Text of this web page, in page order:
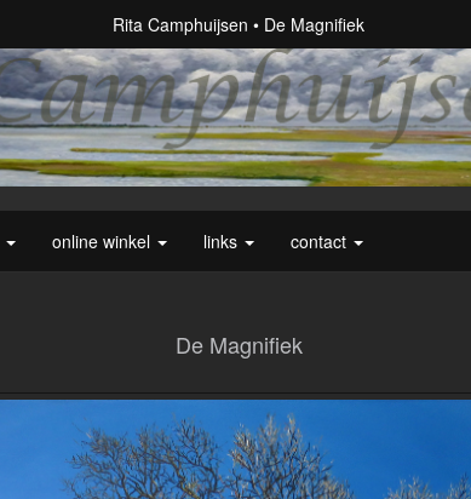
Rita Camphuijsen De Magnifiek
online winkel links contact
De Magnifiek